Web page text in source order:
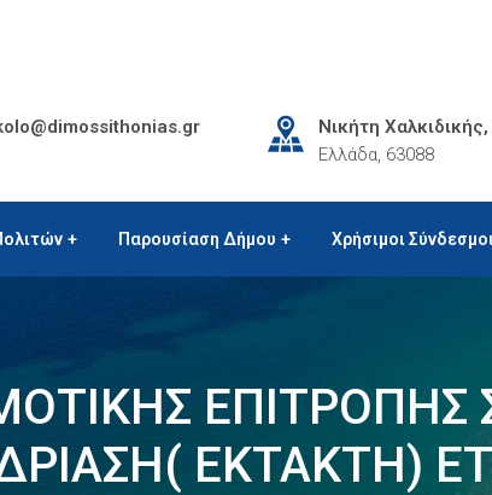
Νικήτη
Ελλάδα, 63088
Παρουσίαση Δήμου Χρήσιμοι
ΕΠΙΤΡΟΠΗΣ
ΕΚΤΑΚΤΗ)